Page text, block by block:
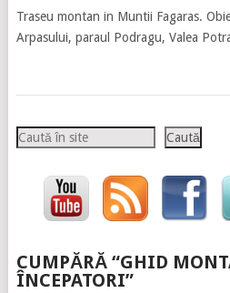
Traseu montan in Muntii Fagaras.
Arpasului, paraul Podragu, Valea
Caută Caută
CUMPĂRĂ “GHID
ÎNCEPATORI”